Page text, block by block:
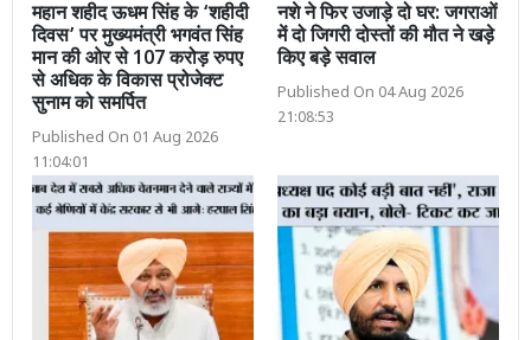
महान शहीद ऊधम सिंह के ‘शहीदी
दिवस’ पर मुख्यमंत्री भगवंत सिंह
मान की ओर से 107 करोड़ रुपए
से अधिक के विकास प्रोजेक्ट
सुनाम को समर्पित
Published On 01 Aug 2026
11:04:01
नशे ने फिर उजाड़े दो घर: जगराओं
में दो जिगरी दोस्तों की मौत ने खड़े
किए बड़े सवाल
Published On 04 Aug 2026
21:08:53